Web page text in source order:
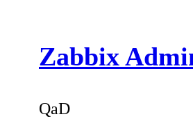
Zabbix
QaD